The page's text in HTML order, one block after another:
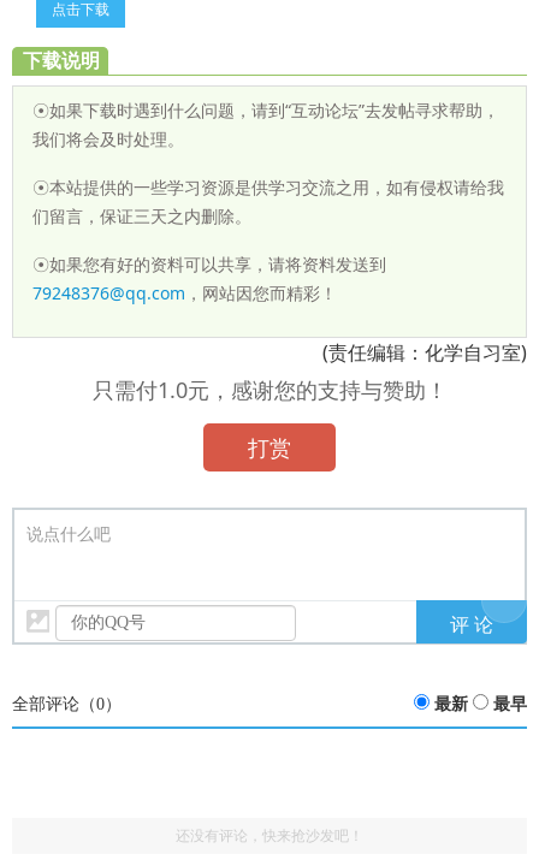
点击下载
下载说明
☉如果下载时遇到什么问题，请到“互动论坛”去发帖寻求帮助，
我们将会及时处理。
☉本站提供的一些学习资源是供学习交流之用，如有侵权请给我
们留言，保证三天之内删除。
☉如果您有好的资料可以共享，请将资料发送到
79248376@qq.com ，网站因您而精彩！
(责任编辑：化学自习室)
只需付1.0元，感谢您的支持与赞助！
打赏
说点什么吧
全部评论（0） 最新 最早
还没有评论，快来抢沙发吧！